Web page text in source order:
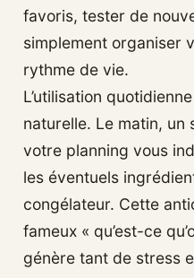
favoris, tester de
simplement organiser
rythme de vie.
L’utilisation
naturelle. Le matin, un
votre planning vous
les éventuels
congélateur. Cette
fameux « qu’est-ce
génère tant de stress